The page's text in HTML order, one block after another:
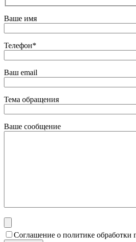
Ваше имя
Телефон*
Ваш email
Тема обращения
Ваше сообщение
Соглашение о политике обработки